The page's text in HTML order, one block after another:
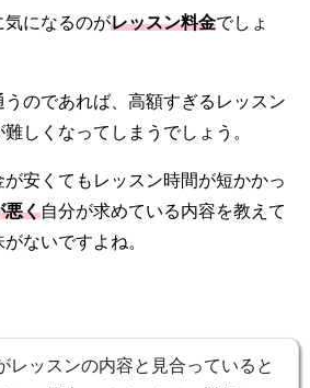
気になるのがレッスン料金でしょ
のであれば、高額すぎるレッスン
しくなってしまうでしょう。
安くてもレッスン時間が短かかっ
悪く自分が求めている内容を教えて
ないですよね。
レッスンの内容と見合っていると